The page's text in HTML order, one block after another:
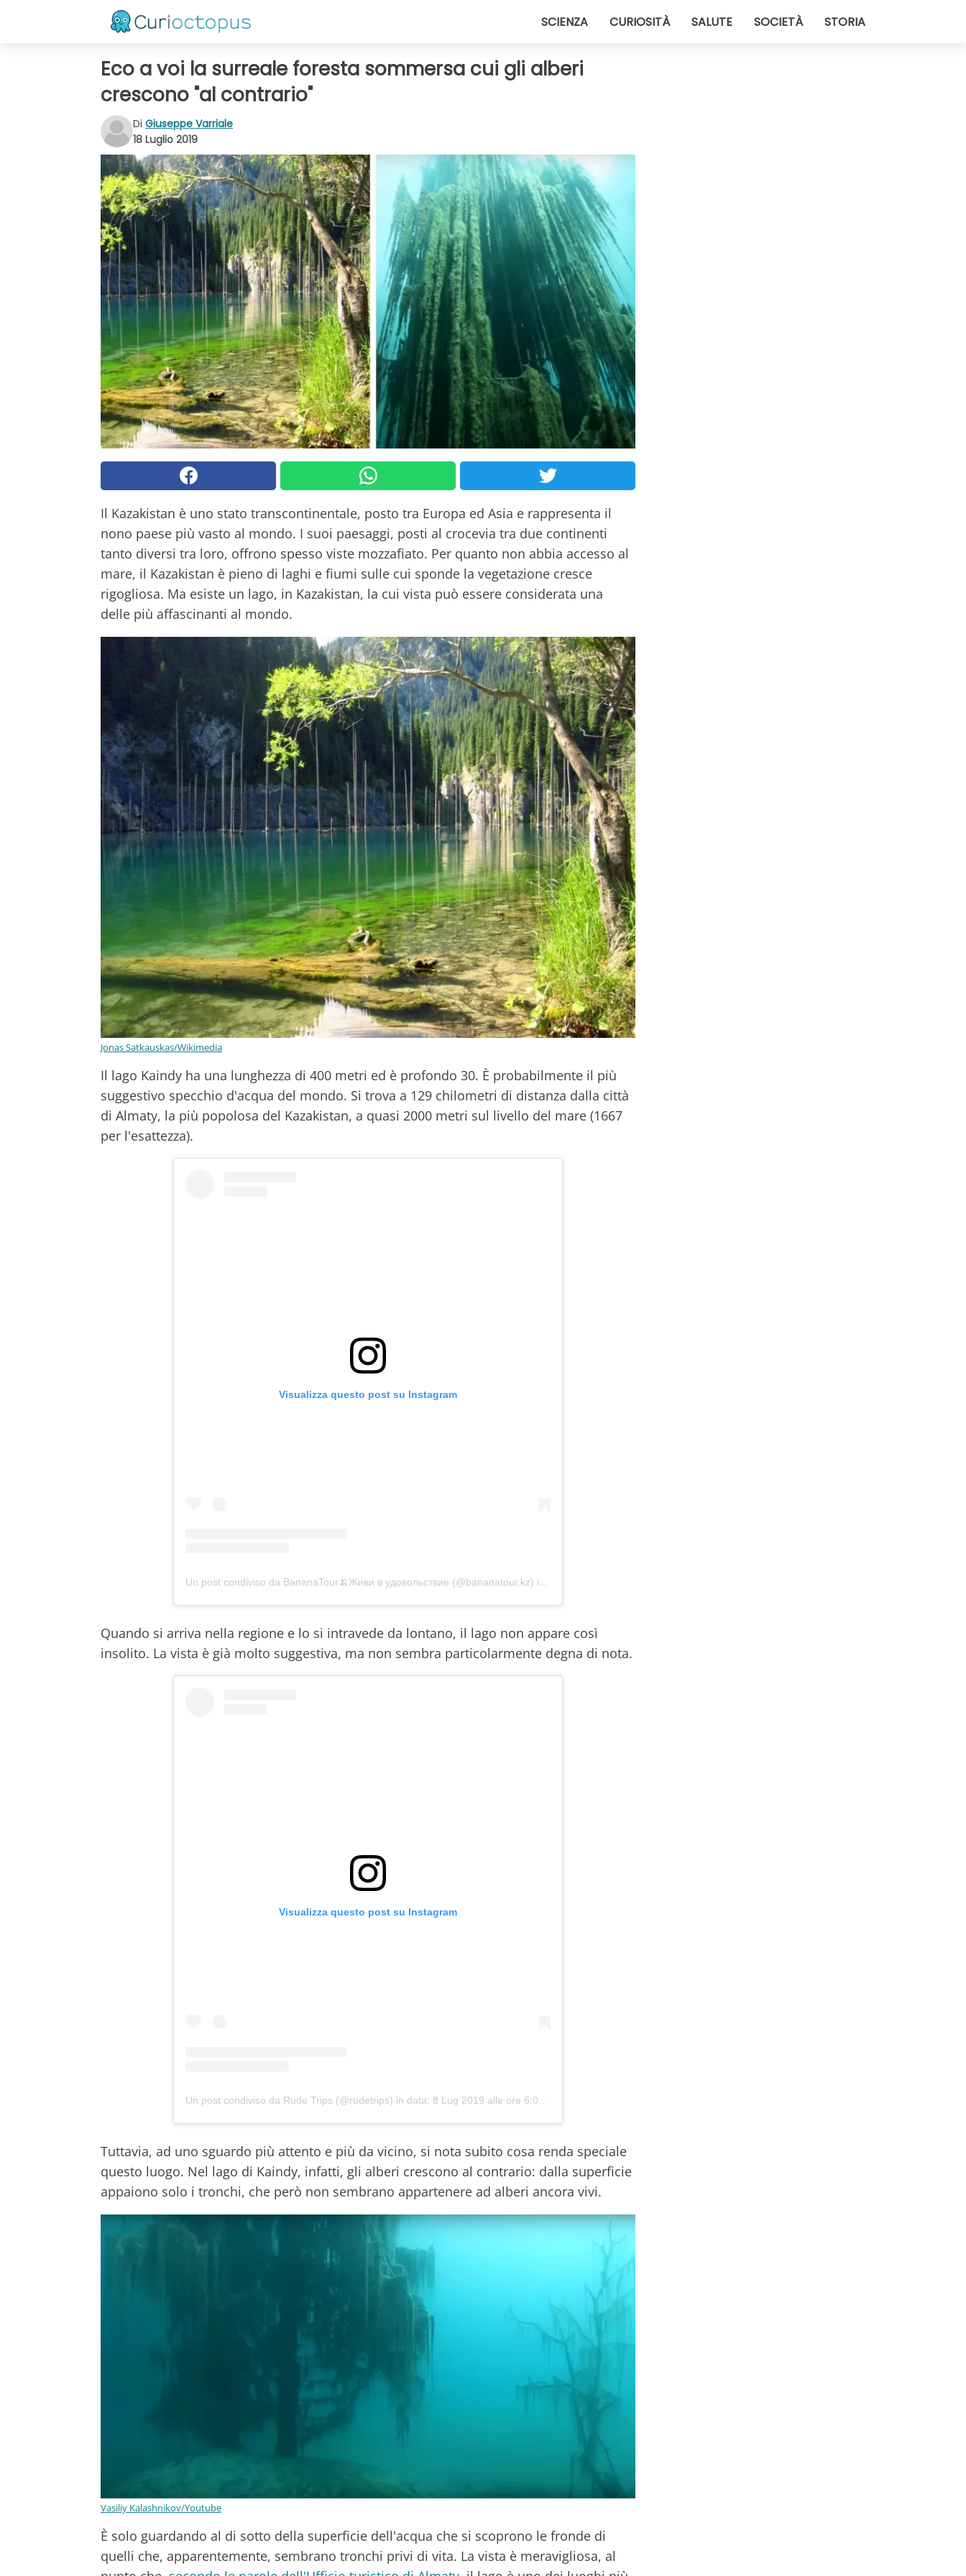
SCIENZA CURIOSITÀ SALUTE SOCIETÀ STORIA
Eco a voi la surreale foresta sommersa cui gli alberi
crescono "al contrario"
Di Giuseppe Varriale
18 Luglio 2019
Il Kazakistan è uno stato transcontinentale, posto tra Europa ed Asia e rappresenta il
nono paese più vasto al mondo. I suoi paesaggi, posti al crocevia tra due continenti
tanto diversi tra loro, offrono spesso viste mozzafiato. Per quanto non abbia accesso al
mare, il Kazakistan è pieno di laghi e fiumi sulle cui sponde la vegetazione cresce
rigogliosa. Ma esiste un lago, in Kazakistan, la cui vista può essere considerata una
delle più affascinanti al mondo.
Jonas Satkauskas/Wikimedia
Il lago Kaindy ha una lunghezza di 400 metri ed è profondo 30. È probabilmente il più
suggestivo specchio d'acqua del mondo. Si trova a 129 chilometri di distanza dalla città
di Almaty, la più popolosa del Kazakistan, a quasi 2000 metri sul livello del mare (1667
per l'esattezza).
Visualizza questo post su Instagram
Un post condiviso da BananaTour🍌Живи в удовольствие (@bananatour.kz) in data:
Quando si arriva nella regione e lo si intravede da lontano, il lago non appare così
insolito. La vista è già molto suggestiva, ma non sembra particolarmente degna di nota.
Visualizza questo post su Instagram
Un post condiviso da Rude Trips (@rudetrips) in data: 8 Lug 2019 alle ore 6:07 PDT
Tuttavia, ad uno sguardo più attento e più da vicino, si nota subito cosa renda speciale
questo luogo. Nel lago di Kaindy, infatti, gli alberi crescono al contrario: dalla superficie
appaiono solo i tronchi, che però non sembrano appartenere ad alberi ancora vivi.
Vasiliy Kalashnikov/Youtube
È solo guardando al di sotto della superficie dell'acqua che si scoprono le fronde di
quelli che, apparentemente, sembrano tronchi privi di vita. La vista è meravigliosa, al